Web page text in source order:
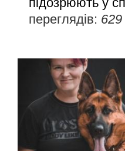
переглядів: 629